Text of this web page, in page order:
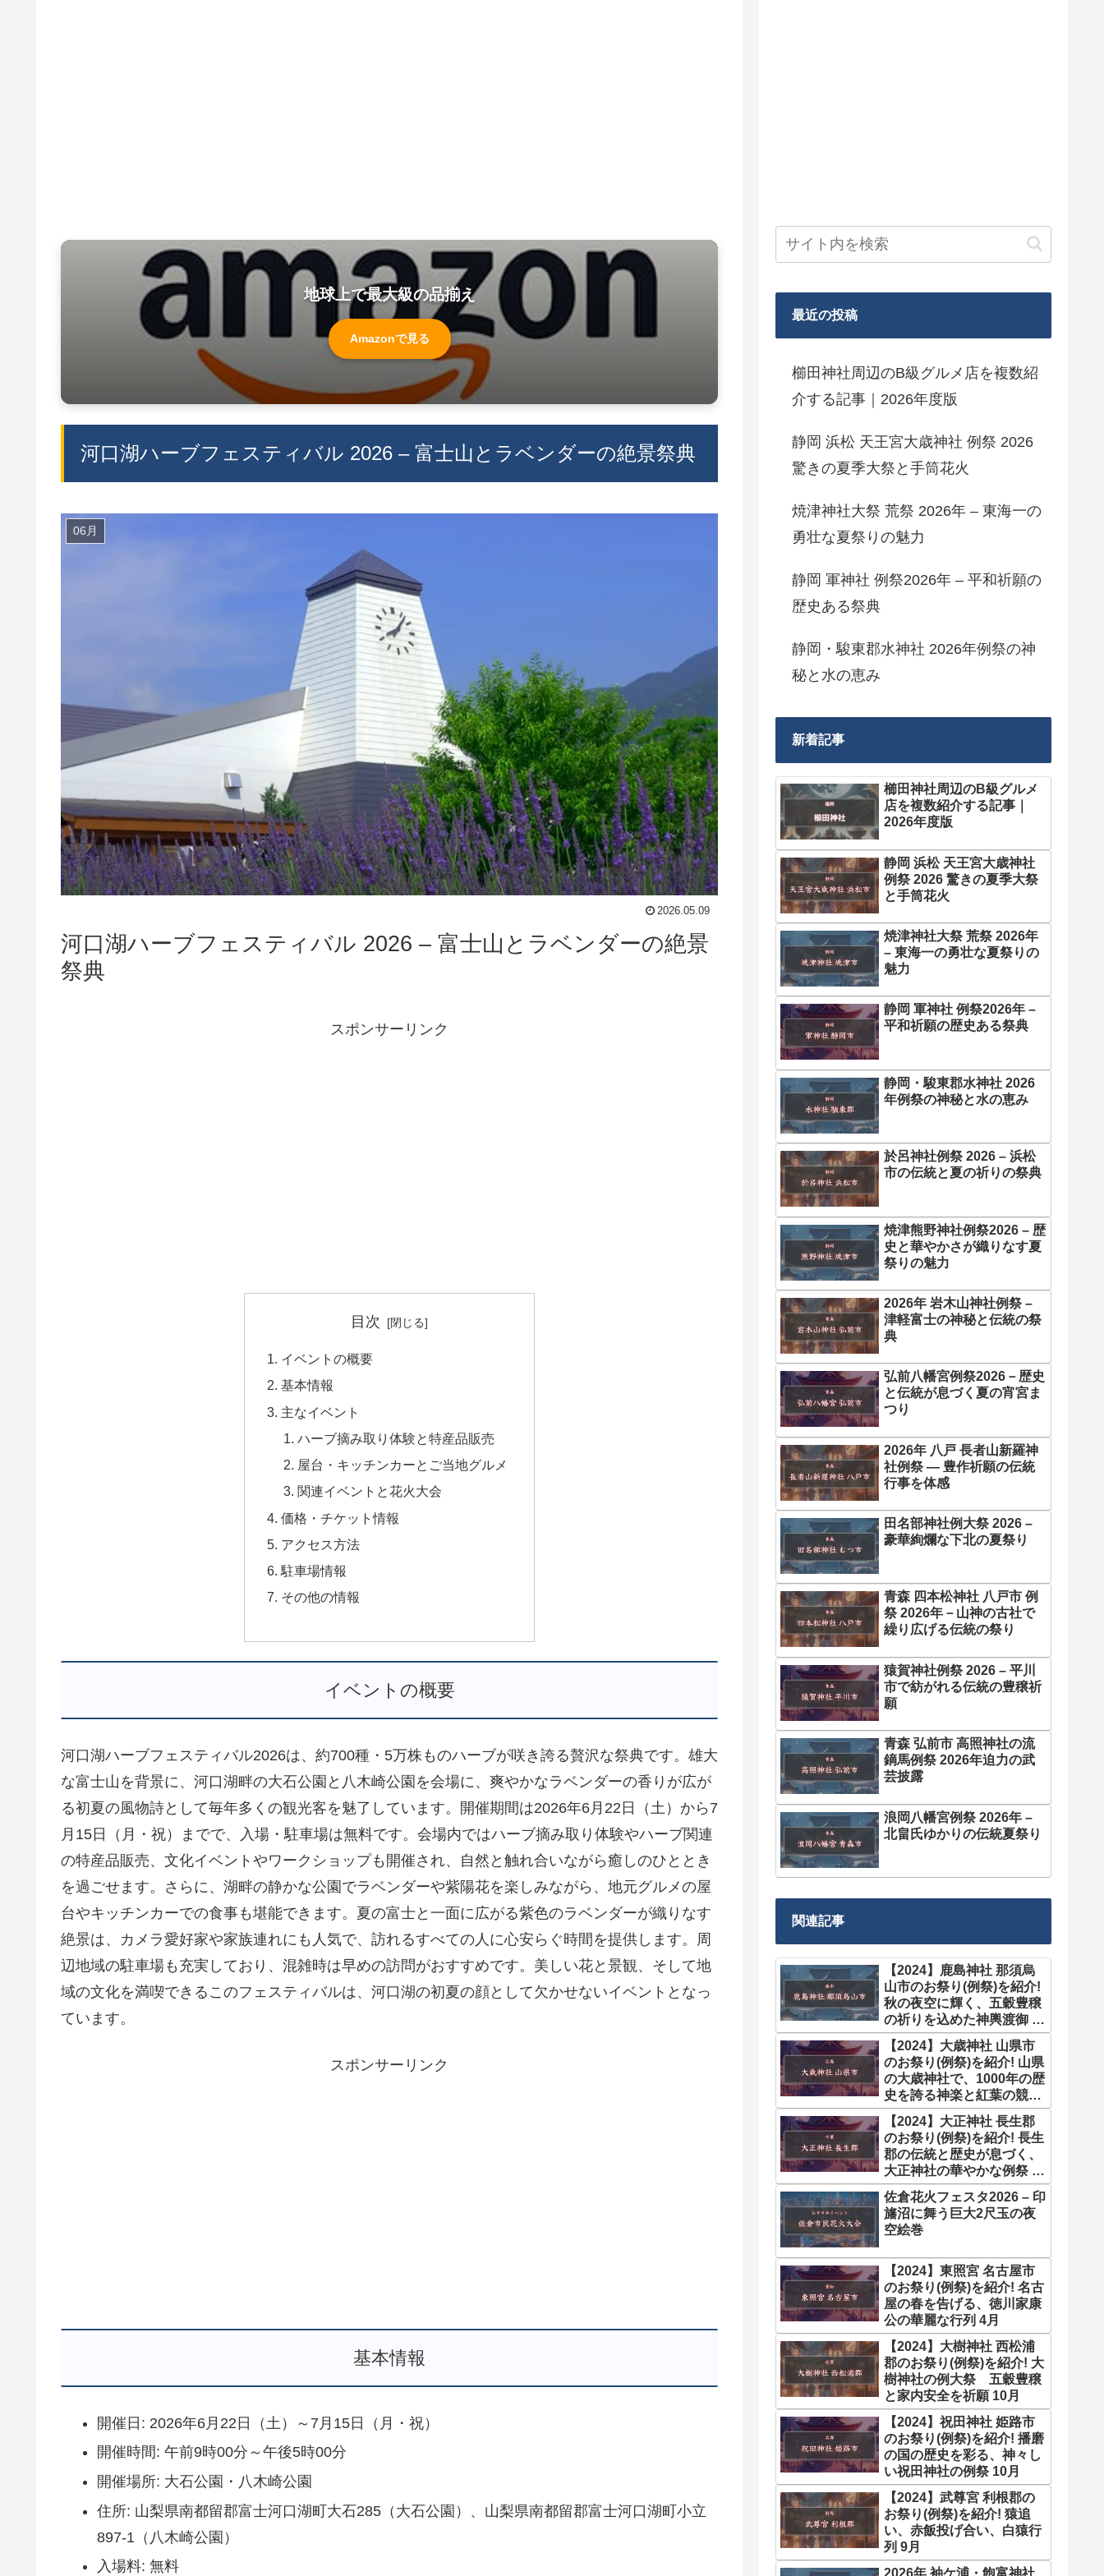
地球上で最大級の品揃え
Amazonで見る
河口湖ハーブフェスティバル 2026 – 富士山とラベンダーの絶景祭典
06月
2026.05.09
河口湖ハーブフェスティバル 2026 – 富士山とラベンダーの絶景
祭典
スポンサーリンク
目次
イベントの概要
基本情報
主なイベント
ハーブ摘み取り体験と特産品販売
屋台・キッチンカーとご当地グルメ
関連イベントと花火大会
価格・チケット情報
アクセス方法
駐車場情報
その他の情報
イベントの概要
河口湖ハーブフェスティバル2026は、約700種・5万株ものハーブが咲き誇る贅沢な祭典です。雄大
な富士山を背景に、河口湖畔の大石公園と八木崎公園を会場に、爽やかなラベンダーの香りが広が
る初夏の風物詩として毎年多くの観光客を魅了しています。開催期間は2026年6月22日（土）から7
月15日（月・祝）までで、入場・駐車場は無料です。会場内ではハーブ摘み取り体験やハーブ関連
の特産品販売、文化イベントやワークショップも開催され、自然と触れ合いながら癒しのひととき
を過ごせます。さらに、湖畔の静かな公園でラベンダーや紫陽花を楽しみながら、地元グルメの屋
台やキッチンカーでの食事も堪能できます。夏の富士と一面に広がる紫色のラベンダーが織りなす
絶景は、カメラ愛好家や家族連れにも人気で、訪れるすべての人に心安らぐ時間を提供します。周
辺地域の駐車場も充実しており、混雑時は早めの訪問がおすすめです。美しい花と景観、そして地
域の文化を満喫できるこのフェスティバルは、河口湖の初夏の顔として欠かせないイベントとなっ
ています。
スポンサーリンク
基本情報
開催日: 2026年6月22日（土）～7月15日（月・祝）
開催時間: 午前9時00分～午後5時00分
開催場所: 大石公園・八木崎公園
住所: 山梨県南都留郡富士河口湖町大石285（大石公園）、山梨県南都留郡富士河口湖町小立
897-1（八木崎公園）
入場料: 無料
最近の投稿
櫛田神社周辺のB級グルメ店を複数紹
介する記事｜2026年度版
静岡 浜松 天王宮大歳神社 例祭 2026
驚きの夏季大祭と手筒花火
焼津神社大祭 荒祭 2026年 – 東海一の
勇壮な夏祭りの魅力
静岡 軍神社 例祭2026年 – 平和祈願の
歴史ある祭典
静岡・駿東郡水神社 2026年例祭の神
秘と水の恵み
新着記事
櫛田神社周辺のB級グルメ
店を複数紹介する記事｜
2026年度版
静岡 浜松 天王宮大歳神社
例祭 2026 驚きの夏季大祭
と手筒花火
焼津神社大祭 荒祭 2026年
– 東海一の勇壮な夏祭りの
魅力
静岡 軍神社 例祭2026年 –
平和祈願の歴史ある祭典
静岡・駿東郡水神社 2026
年例祭の神秘と水の恵み
於呂神社例祭 2026 – 浜松
市の伝統と夏の祈りの祭典
焼津熊野神社例祭2026 – 歴
史と華やかさが織りなす夏
祭りの魅力
2026年 岩木山神社例祭 –
津軽富士の神秘と伝統の祭
典
弘前八幡宮例祭2026－歴史
と伝統が息づく夏の宵宮ま
つり
2026年 八戸 長者山新羅神
社例祭 ― 豊作祈願の伝統
行事を体感
田名部神社例大祭 2026 –
豪華絢爛な下北の夏祭り
青森 四本松神社 八戸市 例
祭 2026年－山神の古社で
繰り広げる伝統の祭り
猿賀神社例祭 2026 – 平川
市で紡がれる伝統の豊穣祈
願
青森 弘前市 高照神社の流
鏑馬例祭 2026年迫力の武
芸披露
浪岡八幡宮例祭 2026年 –
北畠氏ゆかりの伝統夏祭り
関連記事
【2024】鹿島神社 那須烏
山市のお祭り(例祭)を紹介!
秋の夜空に輝く、五穀豊穣
の祈りを込めた神輿渡御 9
月
【2024】大歳神社 山県市
のお祭り(例祭)を紹介! 山県
の大歳神社で、1000年の歴
史を誇る神楽と紅葉の競演
10月
【2024】大正神社 長生郡
のお祭り(例祭)を紹介! 長生
郡の伝統と歴史が息づく、
大正神社の華やかな例祭 10
月
佐倉花火フェスタ2026 – 印
旛沼に舞う巨大2尺玉の夜
空絵巻
【2024】東照宮 名古屋市
のお祭り(例祭)を紹介! 名古
屋の春を告げる、徳川家康
公の華麗な行列 4月
【2024】大樹神社 西松浦
郡のお祭り(例祭)を紹介! 大
樹神社の例大祭 五穀豊穣
と家内安全を祈願 10月
【2024】祝田神社 姫路市
のお祭り(例祭)を紹介! 播磨
の国の歴史を彩る、神々し
い祝田神社の例祭 10月
【2024】武尊宮 利根郡の
お祭り(例祭)を紹介! 猿追
い、赤飯投げ合い、白猿行
列 9月
2026年 袖ケ浦・飽富神社